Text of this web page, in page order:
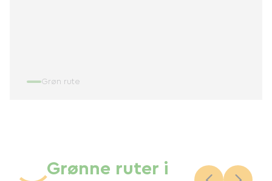
Grøn rute
Grønne ruter i